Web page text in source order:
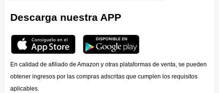
Descarga nuestra APP
En calidad de afiliado de Amazon y otras plataformas de venta, se pueden
obtener ingresos por las compras adscritas que cumplen los requisitos
aplicables.